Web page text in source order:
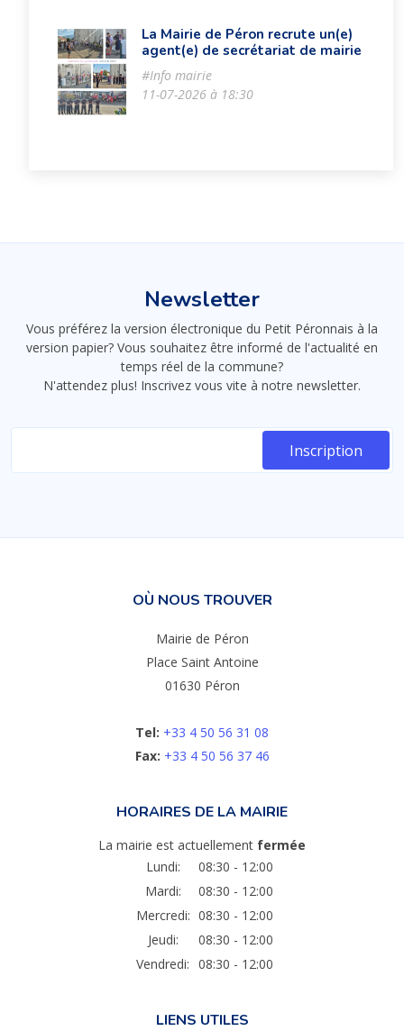
La Mairie de Péron recrute un(e)
agent(e) de secrétariat de mairie
#Info mairie
11-07-2026 à 18:30
Newsletter
Vous préférez la version électronique du Petit Péronnais à la
version papier? Vous souhaitez être informé de l'actualité en
temps réel de la commune?
N'attendez plus! Inscrivez vous vite à notre newsletter.
OÙ NOUS TROUVER
Mairie de Péron
Place Saint Antoine
01630 Péron
Tel: +33 4 50 56 31 08
Fax: +33 4 50 56 37 46
HORAIRES DE LA MAIRIE
La mairie est actuellement fermée
Lundi:
08:30 - 12:00
Mardi:
08:30 - 12:00
Mercredi: 08:30 - 12:00
Jeudi:
08:30 - 12:00
Vendredi: 08:30 - 12:00
LIENS UTILES